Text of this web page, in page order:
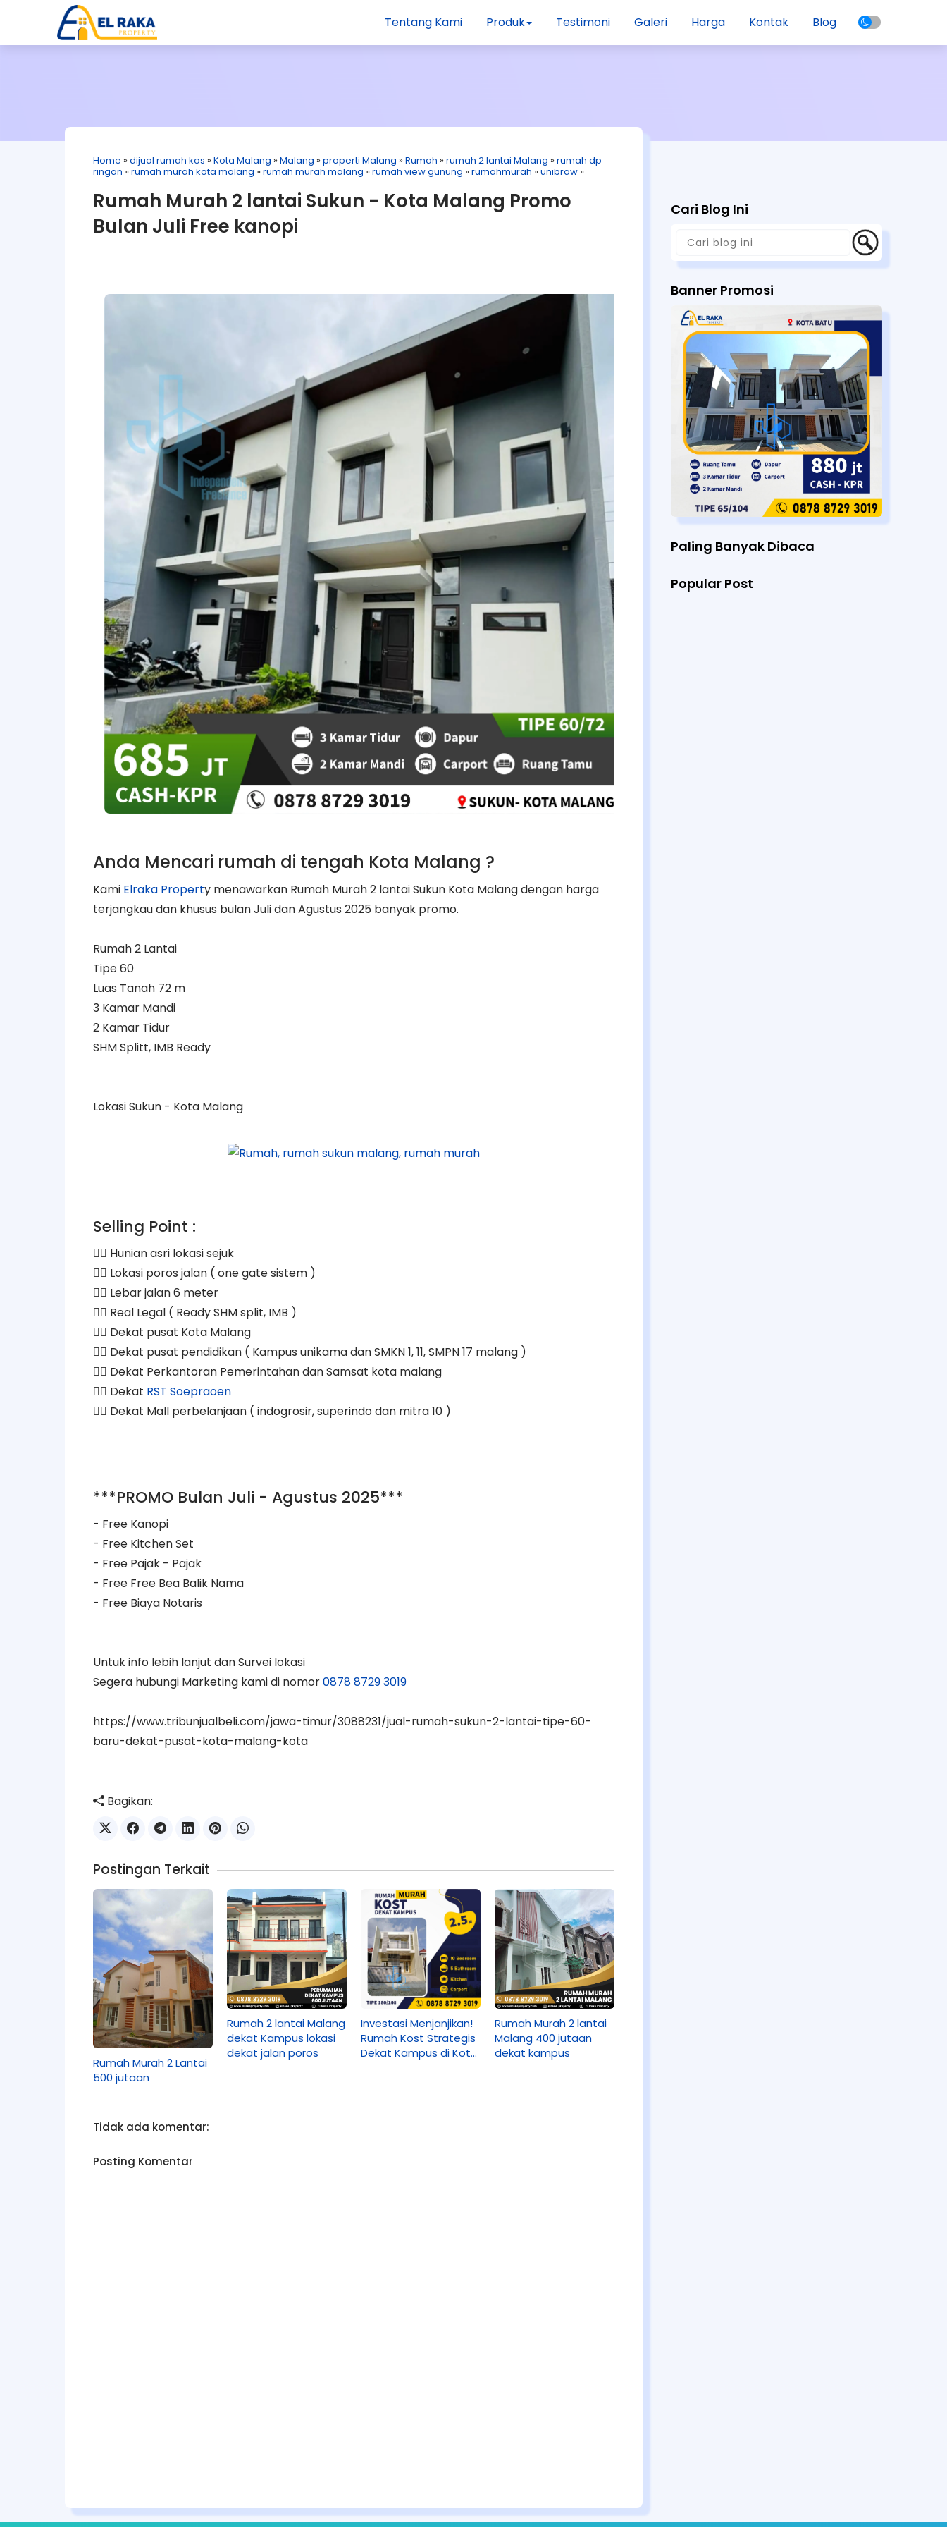
Tentang Kami Produk Testimoni Galeri Harga Kontak Blog
Home »dijual rumah kos »Kota Malang »Malang »properti Malang »Rumah »rumah 2 lantai Malang »rumah dp
ringan »rumah murah kota malang »rumah murah malang »rumah view gunung »rumahmurah »unibraw »
Rumah Murah 2 lantai Sukun - Kota Malang Promo
Bulan Juli Free kanopi
Anda Mencari rumah di tengah Kota Malang ?
Kami Elraka Property menawarkan Rumah Murah 2 lantai Sukun Kota Malang dengan harga
terjangkau dan khusus bulan Juli dan Agustus 2025 banyak promo.
Rumah 2 Lantai
Tipe 60
Luas Tanah 72 m
3 Kamar Mandi
2 Kamar Tidur
SHM Splitt, IMB Ready
Lokasi Sukun - Kota Malang
Selling Point :
👉🏻 Hunian asri lokasi sejuk
👉🏻 Lokasi poros jalan ( one gate sistem )
👉🏻 Lebar jalan 6 meter
👉🏻 Real Legal ( Ready SHM split, IMB )
👉🏻 Dekat pusat Kota Malang
👉🏻 Dekat pusat pendidikan ( Kampus unikama dan SMKN 1, 11, SMPN 17 malang )
👉🏻 Dekat Perkantoran Pemerintahan dan Samsat kota malang
👉🏻 Dekat RST Soepraoen
👉🏻 Dekat Mall perbelanjaan ( indogrosir, superindo dan mitra 10 )
***PROMO Bulan Juli - Agustus 2025***
- Free Kanopi
- Free Kitchen Set
- Free Pajak - Pajak
- Free Free Bea Balik Nama
- Free Biaya Notaris
Untuk info lebih lanjut dan Survei lokasi
Segera hubungi Marketing kami di nomor0878 8729 3019
https://www.tribunjualbeli.com/jawa-timur/3088231/jual-rumah-sukun-2-lantai-tipe-60-
baru-dekat-pusat-kota-malang-kota
Bagikan:
Postingan Terkait
Rumah Murah 2 Lantai
500 jutaan
Rumah 2 lantai Malang
dekat Kampus lokasi
dekat jalan poros
Investasi Menjanjikan!
Rumah Kost Strategis
Dekat Kampus di Kota
Rumah Murah 2 lantai
Malang 400 jutaan
dekat kampus
Tidak ada komentar:
Posting Komentar
Cari Blog Ini
Banner Promosi
Paling Banyak Dibaca
Popular Post